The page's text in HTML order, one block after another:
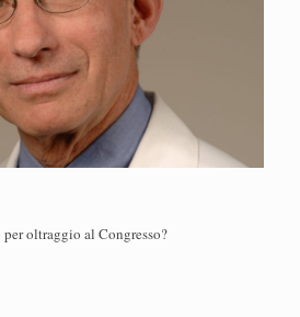
oltraggio al Congresso?